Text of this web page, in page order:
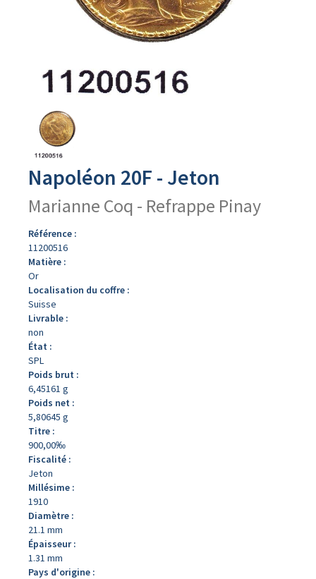
produit
Napoléon 20F - Jeton
Marianne Coq - Refrappe Pinay
Référence :
11200516
Matière :
Or
Localisation du coffre :
Suisse
Livrable :
non
État :
SPL
Poids brut :
6,45161 g
Poids net :
5,80645 g
Titre :
900,00‰
Fiscalité :
Jeton
Millésime :
1910
Diamètre :
21.1 mm
Épaisseur :
1.31 mm
Pays d'origine :